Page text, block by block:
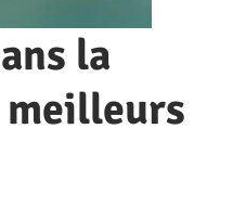
la
meilleurs